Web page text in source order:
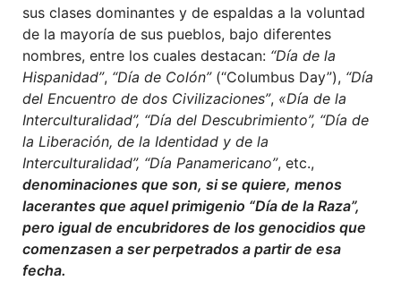
sus clases dominantes y de espaldas a la voluntad
de la mayoría de sus pueblos, bajo diferentes
nombres, entre los cuales destacan: “Día de la
Hispanidad”, “Día de Colón”(“Columbus Day”), “Día
del Encuentro de dos Civilizaciones”, «Día de la
Interculturalidad”, “Día del Descubrimiento”, “Día de
la Liberación, de la Identidad y de la
Interculturalidad”, “Día Panamericano”, etc.,
denominaciones que son, si se quiere, menos
lacerantes que aquel primigenio “Día de la Raza”,
pero igual de encubridores de los genocidios que
comenzasen a ser perpetrados a partir de esa
fecha.